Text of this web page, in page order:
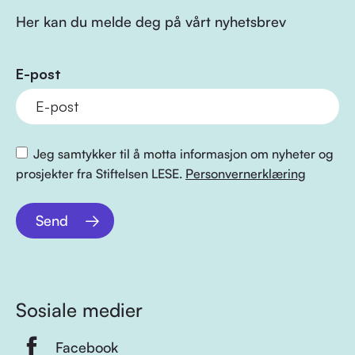
Her kan du melde deg på vårt nyhetsbrev
E-post
Jeg samtykker til å motta informasjon om nyheter og
prosjekter fra Stiftelsen LESE. Personvernerklæring
Send
Sosiale medier
Facebook